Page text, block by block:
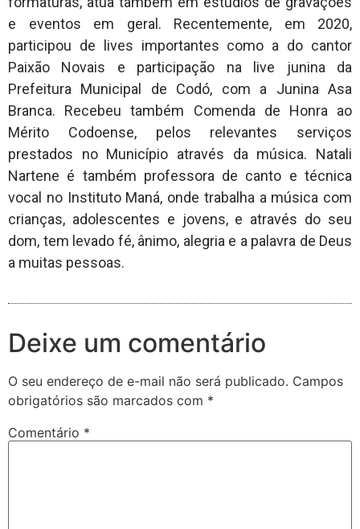
e eventos em geral. Recentemente, em 2020,
participou de lives importantes como a do cantor
Paixão Novais e participação na live junina da
Prefeitura Municipal de Codó, com a Junina Asa
Branca. Recebeu também Comenda de Honra ao
Mérito Codoense, pelos relevantes serviços
prestados no Município através da música. Natali
Nartene é também professora de canto e técnica
vocal no Instituto Maná, onde trabalha a música com
crianças, adolescentes e jovens, e através do seu
dom, tem levado fé, ânimo, alegria e a palavra de Deus
a muitas pessoas.
Deixe um comentário
O seu endereço de e-mail não será publicado. Campos
obrigatórios são marcados com *
Comentário *